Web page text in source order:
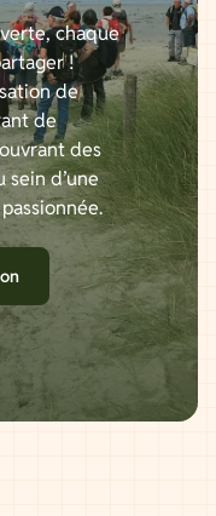
chaque
!
de
de
des
sein d’une